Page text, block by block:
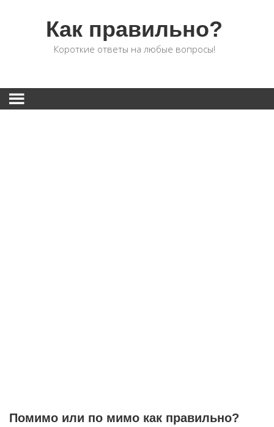
Как правильно?
Короткие ответы на любые вопросы!
Помимо или по мимо как правильно?